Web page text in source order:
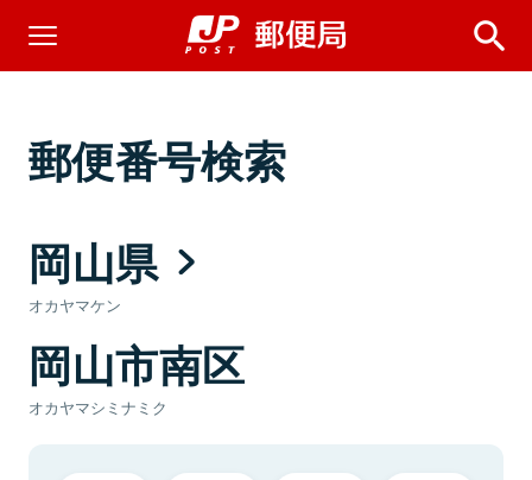
郵便番号検索
岡山県
オカヤマケン
岡山市南区
オカヤマシミナミク